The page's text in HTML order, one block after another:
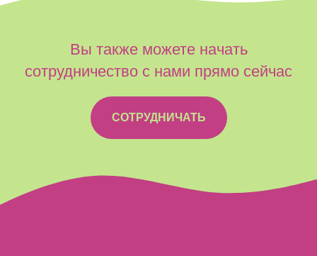
Вы также можете начать
сотрудничество с нами прямо сейчас
СОТРУДНИЧАТЬ